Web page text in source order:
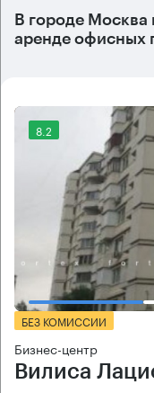
В городе Москва
аренде офисных
8.2
БЕЗ КОМИССИИ
Бизнес-центр
Вилиса